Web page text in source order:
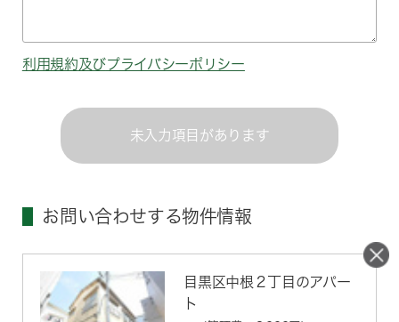
利用規約 及びプライバシーポリシー
未入力項目があります
お問い合わせする物件情報
目黒区中根２丁目のアパー
ト